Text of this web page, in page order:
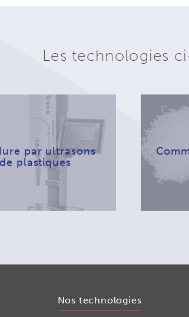
Les technologies
par ultrasons
de plastiques
Nos technologies